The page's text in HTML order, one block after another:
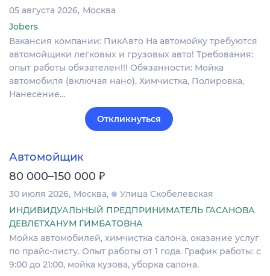
05 августа 2026 Москва
Jobers
Вакансия компании: ПикАвто На автомойку требуются
автомойщики легковых и грузовых авто! Требования:
опыт работы обязателен!!! Обязанности: Мойка
автомобиля (включая нано), Химчистка, Полировка,
Нанесение…
Откликнуться
Автомойщик
80 000–150 000 ₽
30 июля 2026 Москва
Улица Скобелевская
ИНДИВИДУАЛЬНЫЙ ПРЕДПРИНИМАТЕЛЬ ГАСАНОВА
ДЕВЛЕТХАНУМ ГИМБАТОВНА
Мойка автомобилей, химчистка салона, оказание услуг
по прайс-листу. Опыт работы от 1 года. График работы: с
9:00 до 21:00, мойка кузова, уборка салона.